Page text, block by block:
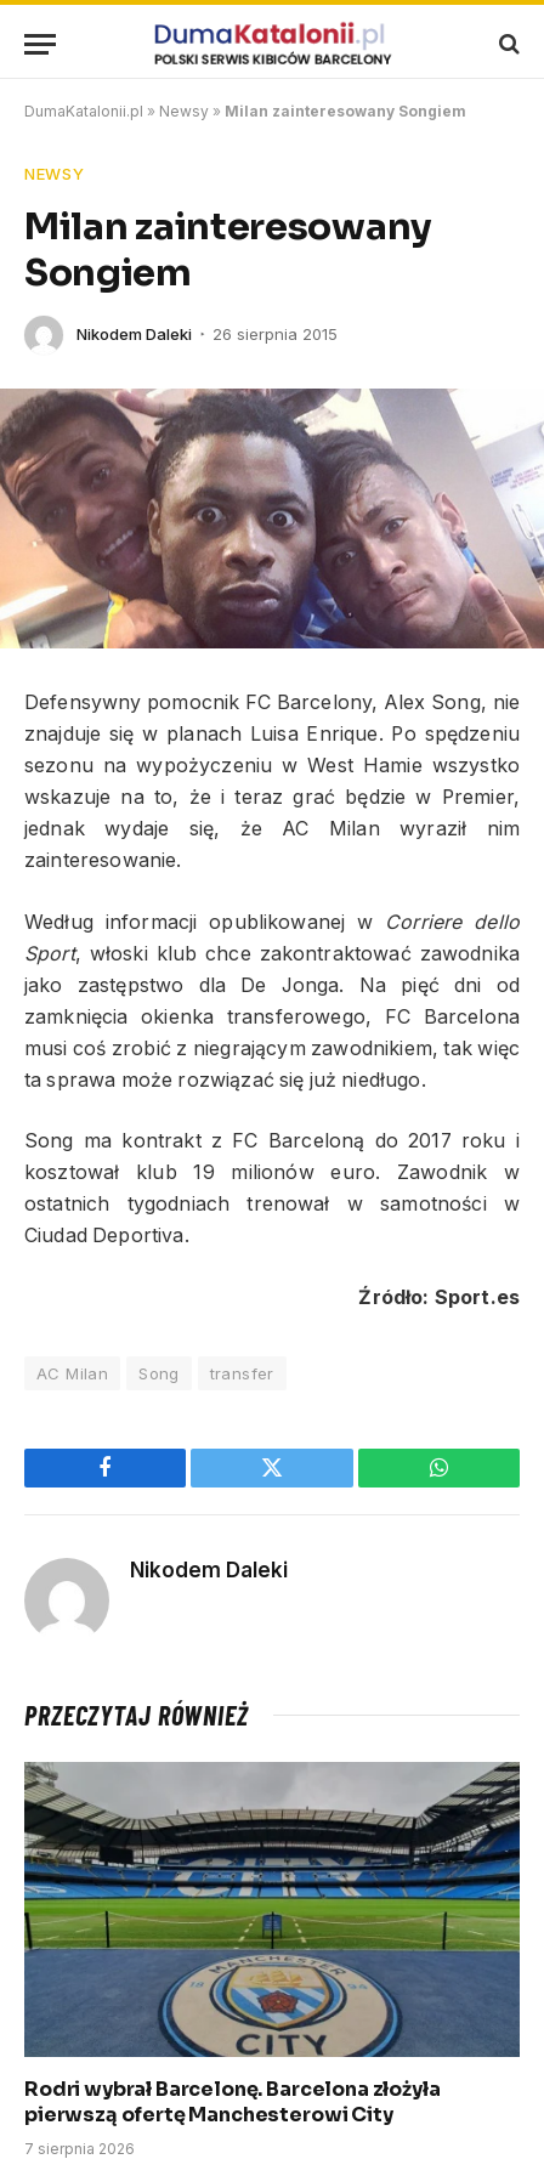
DumaKatalonii.pl » Newsy » Milan zainteresowany Songiem
NEWSY
Milan zainteresowany
Songiem
Nikodem Daleki 26 sierpnia 2015
Defensywny pomocnik FC Barcelony, Alex Song, nie
znajduje się w planach Luisa Enrique. Po spędzeniu
sezonu na wypożyczeniu w West Hamie wszystko
wskazuje na to, że i teraz grać będzie w Premier,
jednak wydaje się, że AC Milan wyraził nim
zainteresowanie.
Według informacji opublikowanej w Corriere dello
Sport, włoski klub chce zakontraktować zawodnika
jako zastępstwo dla De Jonga. Na pięć dni od
zamknięcia okienka transferowego, FC Barcelona
musi coś zrobić z niegrającym zawodnikiem, tak więc
ta sprawa może rozwiązać się już niedługo.
Song ma kontrakt z FC Barceloną do 2017 roku i
kosztował klub 19 milionów euro. Zawodnik w
ostatnich tygodniach trenował w samotności w
Ciudad Deportiva.
Źródło: Sport.es
AC Milan Song transfer
Facebook Twitter WhatsApp
Nikodem Daleki
PRZECZYTAJ RÓWNIEŻ
Rodri wybrał Barcelonę. Barcelona złożyła
pierwszą ofertę Manchesterowi City
7 sierpnia 2026